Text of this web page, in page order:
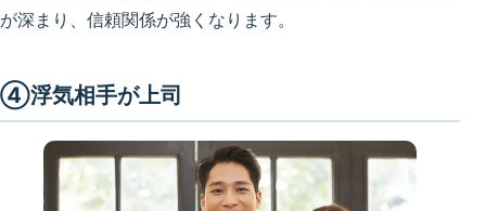
が深まり、信頼関係が強くなります。
④浮気相手が上司